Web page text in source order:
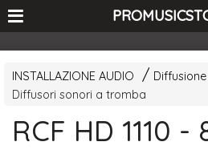
<-- Curio's GSC -->
INSTALLAZIONE AUDIO
Diffusori sonori a tromba
RCF HD 1110 -